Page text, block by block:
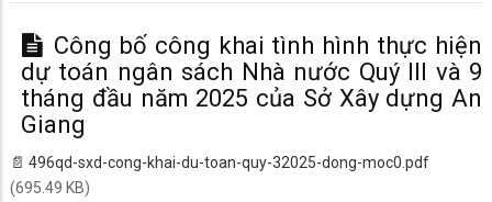
Công bố công khai tình hình thực hiện
dự toán ngân sách Nhà nước Quý III và 9
tháng đầu năm 2025 của Sở Xây dựng An
Giang
496qd-sxd-cong-khai-du-toan-quy-32025-dong-moc0.pdf
(695.49 KB)